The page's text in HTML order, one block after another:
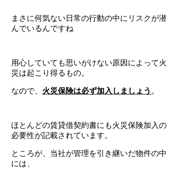
まさに何気ない日常の行動の中にリスクが潜
んでいるんですね
用心していても思いがけない原因によって火
災は起こり得るもの。
なので、 火災保険は必ず加入 しましょう 。
ほとんどの賃貸借契約書にも火災保険加入の
必要性が記載されています。
ところが、当社が管理を引き継いだ物件の中
には、